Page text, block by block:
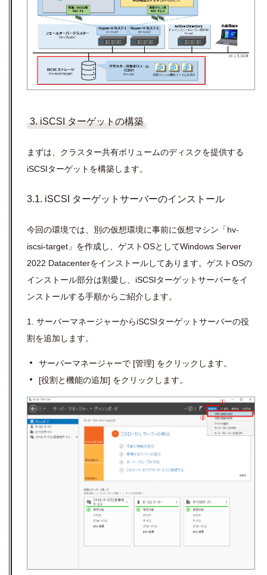
3. iSCSI ターゲットの構築
まずは、クラスター共有ボリュームのディスクを提供する
iSCSIターゲットを構築します。
3.1. iSCSI ターゲットサーバーのインストール
今回の環境では、別の仮想環境に事前に仮想マシン「hv-
iscsi-target」を作成し、ゲストOSとしてWindows Server
2022 Datacenterをインストールしてあります。ゲストOSの
インストール部分は割愛し、iSCSIターゲットサーバーをイ
ンストールする手順からご紹介します。
1. サーバーマネージャーからiSCSIターゲットサーバーの役
割を追加します。
サーバーマネージャーで [管理] をクリックします。
[役割と機能の追加] をクリックします。